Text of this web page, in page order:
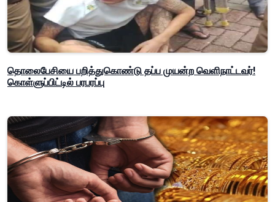
தொலைபேசியை பறித்துகொண்டு தப்ப முயன்ற வெளிநாட்டவர்!
கொள்ளுப்பிட்டில் பரபரப்பு